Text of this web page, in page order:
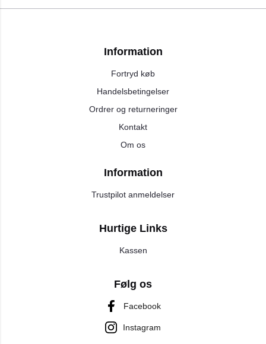
Information
Fortryd køb
Handelsbetingelser
Ordrer og returneringer
Kontakt
Om os
Information
Trustpilot anmeldelser
Hurtige Links
Kassen
Følg os
Facebook
Instagram